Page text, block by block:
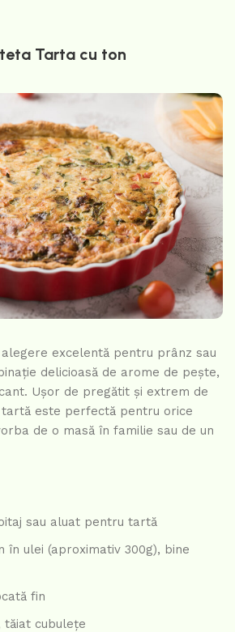
Tarta cu ton
excelentă pentru prânz sau
delicioasă de arome de pește,
Ușor de pregătit și extrem de
tartă este perfectă pentru orice
de o masă în familie sau de un
sau aluat pentru tartă
în ulei (aproximativ 300g), bine
fin
tăiat cubulețe